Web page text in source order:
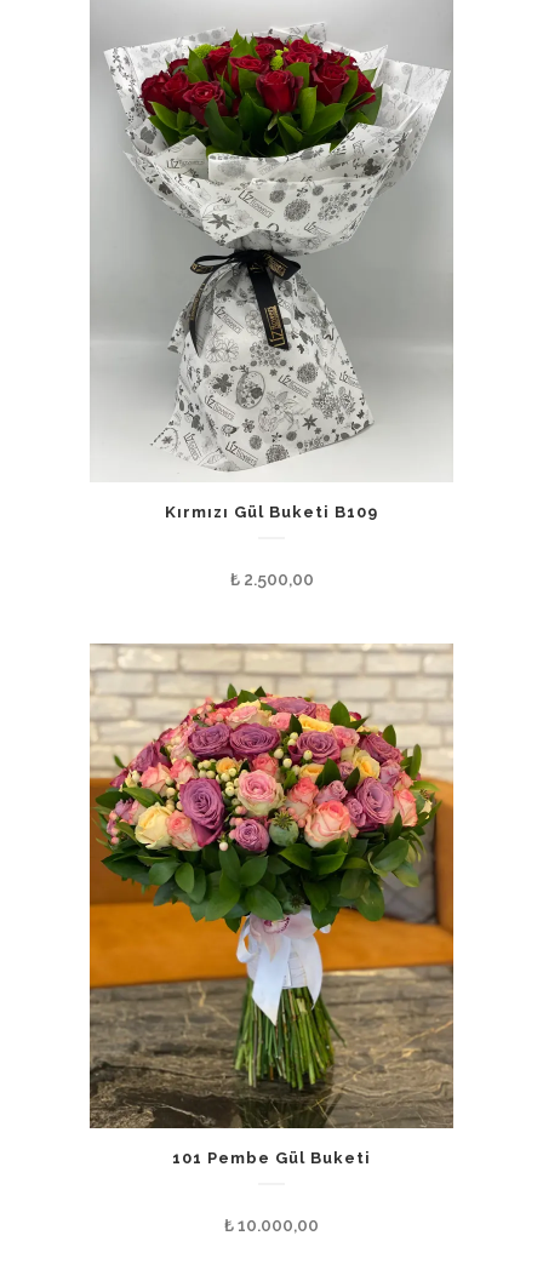
Kırmızı Gül Buketi B109
₺2.500,00
101 Pembe Gül Buketi
₺10.000,00